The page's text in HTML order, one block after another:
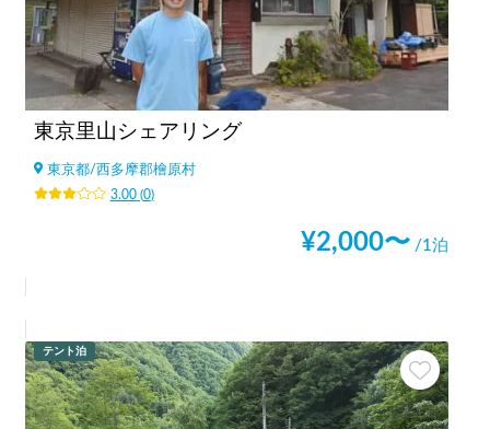
東京里山シェアリング
東京都/西多摩郡檜原村
3.00(0)
¥2,000〜 /1泊
テント泊